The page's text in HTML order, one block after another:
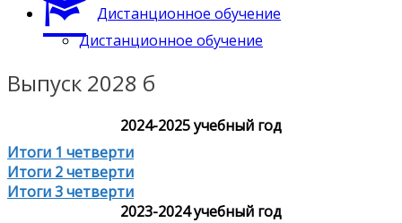
Дистанционное обучение
Дистанционное обучение
Выпуск 2028 б
2024-2025 учебный год
Итоги 1 четверти
Итоги 2 четверти
Итоги 3 четверти
2023-2024 учебный год